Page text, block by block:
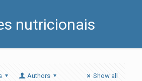
nutricionais
Authors Show all